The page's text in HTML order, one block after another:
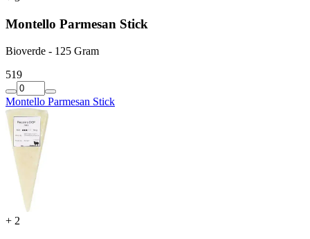
Montello Parmesan Stick
Bioverde - 125 Gram
519
Montello Parmesan Stick
+ 2